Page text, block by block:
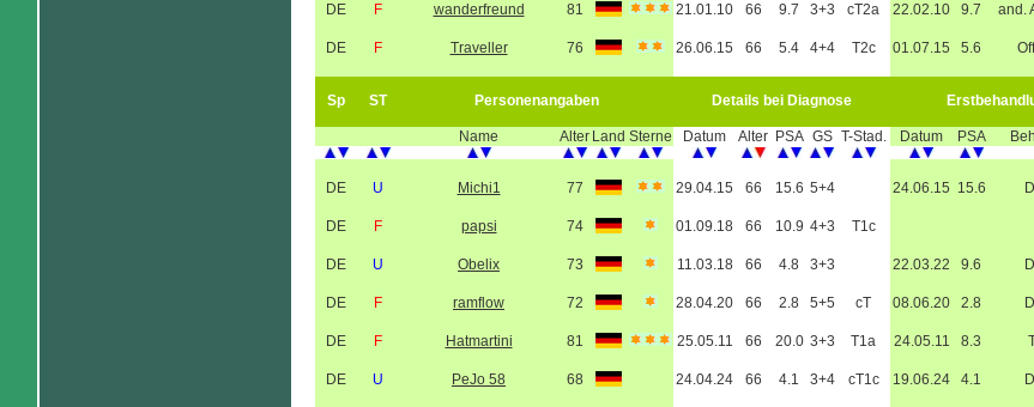
DE F wanderfreund 81 21.01.10 66 9.7 3+3 cT2a 22.02.10 9.7 and.
DE F Traveller 76 26.06.15 66 5.4 4+4 T2c 01.07.15 5.6
Sp ST Personenangaben Details bei Diagnose
Name Alter Land Sterne Datum Alter PSA GS T-Stad. Datum PSA
DE U Michi1 77 29.04.15 66 15.6 5+4 24.06.15 15.6
DE F papsi 74 01.09.18 66 10.9 4+3 T1c
DE U Obelix 73 11.03.18 66 4.8 3+3 22.03.22 9.6
DE F ramflow 72 28.04.20 66 2.8 5+5 cT 08.06.20 2.8
DE F Hatmartini 81 25.05.11 66 20.0 3+3 T1a 24.05.11 8.3
DE U PeJo 58 68 24.04.24 66 4.1 3+4 cT1c 19.06.24 4.1